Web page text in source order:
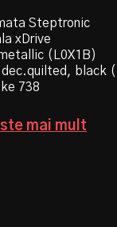
Steptronic
xDrive
(L0X1B)
dec.quilted, black
738
mai mult